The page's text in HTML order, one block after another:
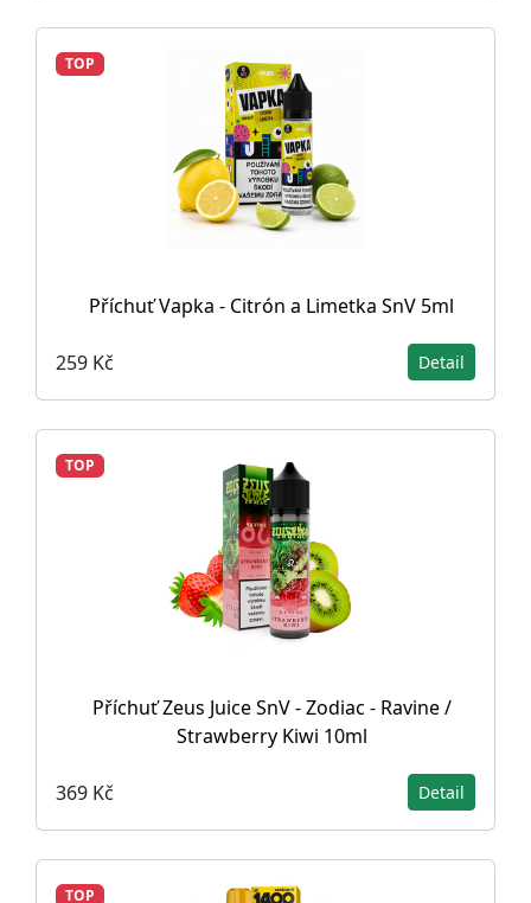
TOP
Příchuť Vapka - Citrón a Limetka SnV 5ml
259 Kč Detail
TOP
Příchuť Zeus Juice SnV - Zodiac - Ravine /
Strawberry Kiwi 10ml
369 Kč Detail
TOP